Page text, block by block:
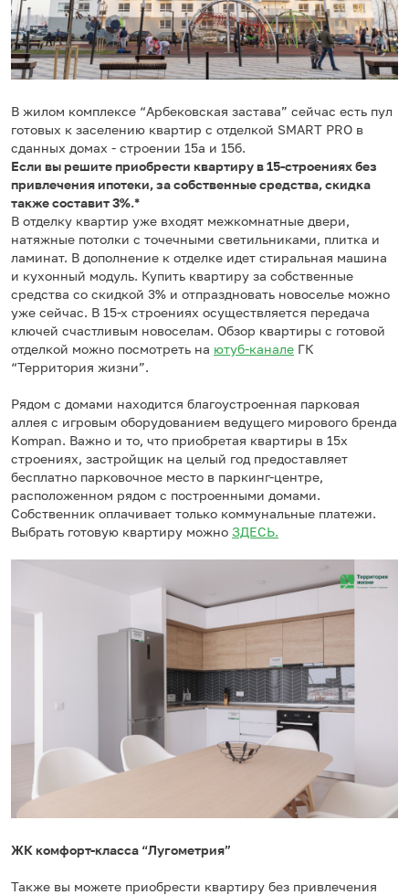
В жилом комплексе “Арбековская застава” сейчас есть пул
готовых к заселению квартир с отделкой SMART PRO в
сданных домах - строении 15а и 15б.
Если вы решите приобрести квартиру в 15-строениях без
привлечения ипотеки, за собственные средства, скидка
также составит 3%.*
В отделку квартир уже входят межкомнатные двери,
натяжные потолки с точечными светильниками, плитка и
ламинат. В дополнение к отделке идет стиральная машина
и кухонный модуль. Купить квартиру за собственные
средства со скидкой 3% и отпраздновать новоселье можно
уже сейчас. В 15-х строениях осуществляется передача
ключей счастливым новоселам. Обзор квартиры с готовой
отделкой можно посмотреть на ютуб-канале ГК
“Территория жизни”.
Рядом с домами находится благоустроенная парковая
аллея с игровым оборудованием ведущего мирового бренда
Kompan. Важно и то, что приобретая квартиры в 15х
строениях, застройщик на целый год предоставляет
бесплатно парковочное место в паркинг-центре,
расположенном рядом с построенными домами.
Собственник оплачивает только коммунальные платежи.
Выбрать готовую квартиру можно ЗДЕСЬ.
ЖК комфорт-класса “Лугометрия”
Также вы можете приобрести квартиру без привлечения